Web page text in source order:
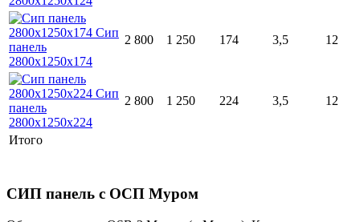
2 800 1 250 174 3,5 12
2 800 1 250 224 3,5 12
Итого
СИП панель с ОСП Муром